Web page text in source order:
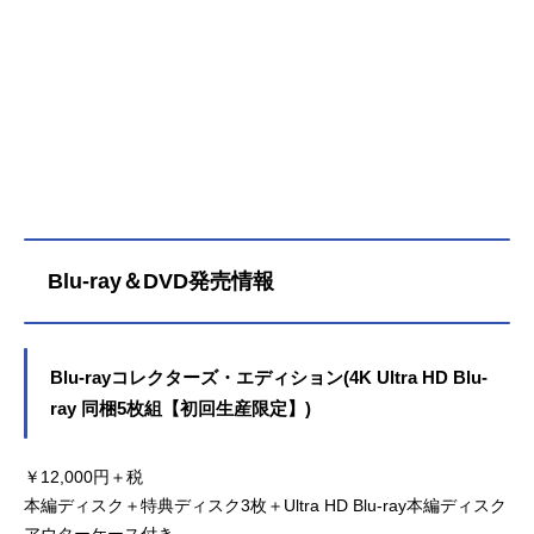
Blu-ray＆DVD発売情報
Blu-rayコレクターズ・エディション(4K Ultra HD Blu-
ray 同梱5枚組【初回生産限定】)
￥12,000円＋税
本編ディスク＋特典ディスク3枚＋Ultra HD Blu-ray本編ディスク